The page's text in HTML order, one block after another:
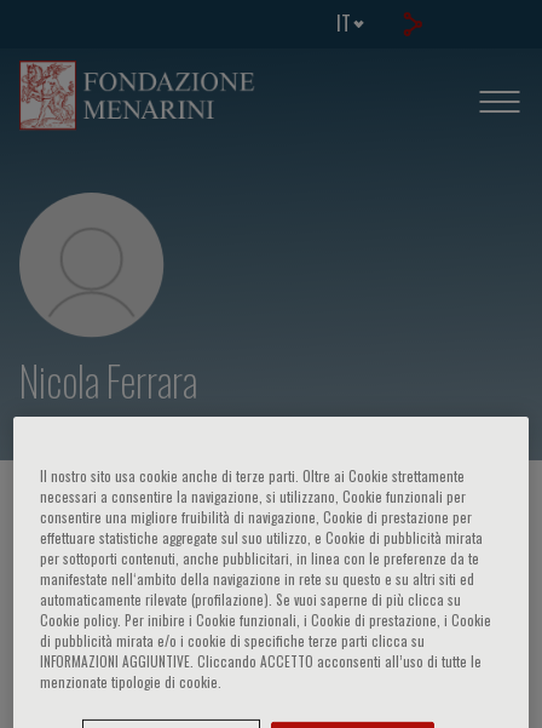
IT
Nicola Ferrara
HOME PAGE / CORSI ED EVENTI / RELATORE
Nicola Ferrara
Il nostro sito usa cookie anche di terze parti. Oltre ai Cookie strettamente
necessari a consentire la navigazione, si utilizzano, Cookie funzionali per
consentire una migliore fruibilità di navigazione, Cookie di prestazione per
effettuare statistiche aggregate sul suo utilizzo, e Cookie di pubblicità mirata
per sottoporti contenuti, anche pubblicitari, in linea con le preferenze da te
manifestate nell‘ambito della navigazione in rete su questo e su altri siti ed
automaticamente rilevate (profilazione). Se vuoi saperne di più clicca su
Cookie policy. Per inibire i Cookie funzionali, i Cookie di prestazione, i Cookie
di pubblicità mirata e/o i cookie di specifiche terze parti clicca su
INFORMAZIONI AGGIUNTIVE. Cliccando ACCETTO acconsenti all’uso di tutte le
menzionate tipologie di cookie.